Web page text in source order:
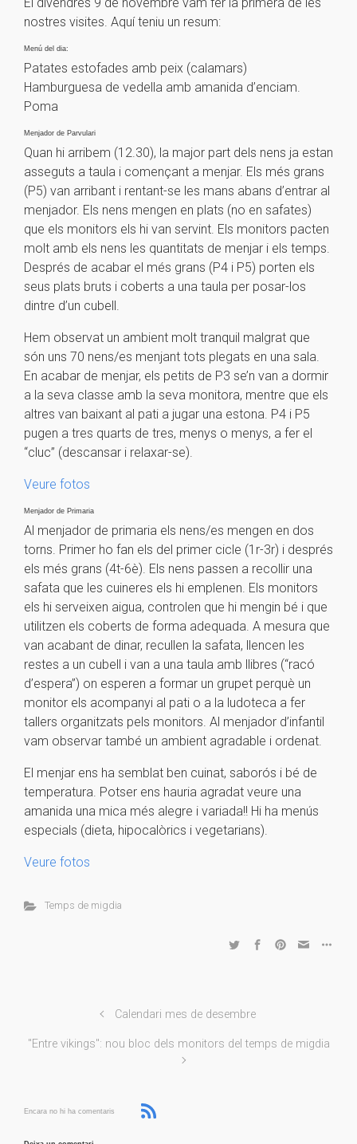
nostres visites. Aquí teniu un resum:
Menú del dia:
Patates estofades amb peix (calamars)
Hamburguesa de vedella amb amanida d’enciam.
Poma
Menjador de Parvulari
Quan hi arribem (12.30), la major part dels nens ja estan
asseguts a taula i començant a menjar. Els més grans
(P5) van arribant i rentant-se les mans abans d’entrar al
menjador. Els nens mengen en plats (no en safates)
que els monitors els hi van servint. Els monitors pacten
molt amb els nens les quantitats de menjar i els temps.
Després de acabar el més grans (P4 i P5) porten els
seus plats bruts i coberts a una taula per posar-los
dintre d’un cubell.
Hem observat un ambient molt tranquil malgrat que
són uns 70 nens/es menjant tots plegats en una sala.
En acabar de menjar, els petits de P3 se’n van a dormir
a la seva classe amb la seva monitora, mentre que els
altres van baixant al pati a jugar una estona. P4 i P5
pugen a tres quarts de tres, menys o menys, a fer el
“cluc” (descansar i relaxar-se).
Veure fotos
Menjador de Primaria
Al menjador de primaria els nens/es mengen en dos
torns. Primer ho fan els del primer cicle (1r-3r) i després
els més grans (4t-6è). Els nens passen a recollir una
safata que les cuineres els hi emplenen. Els monitors
els hi serveixen aigua, controlen que hi mengin bé i que
utilitzen els coberts de forma adequada. A mesura que
van acabant de dinar, recullen la safata, llencen les
restes a un cubell i van a una taula amb llibres (“racó
d’espera”) on esperen a formar un grupet perquè un
monitor els acompanyi al pati o a la ludoteca a fer
tallers organitzats pels monitors. Al menjador d’infantil
vam observar també un ambient agradable i ordenat.
El menjar ens ha semblat ben cuinat, saborós i bé de
temperatura. Potser ens hauria agradat veure una
amanida una mica més alegre i variada!! Hi ha menús
especials (dieta, hipocalòrics i vegetarians).
Veure fotos
Temps de migdia
Calendari mes de desembre
"Entre vikings": nou bloc dels monitors del temps de migdia
Encara no hi ha comentaris